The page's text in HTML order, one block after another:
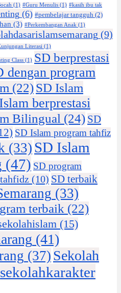
(1) #Guru Menulis (1) #kasih ibu tak
(6) #pembelajar tangguh (2)
(3) #Perkembangan Anak (1)
(9)
Literasi (1)
Class (1) SD berprestasi
dengan program
(22)SD Islam
berprestasi
Bilingual (24) SD
SD Islam program tahfiz
(33) SD Islam
(47) SD program
(10) SD terbaik
(33)
terbaik (22)
(15)
(41)
(37) Sekolah
sekolahkarakter